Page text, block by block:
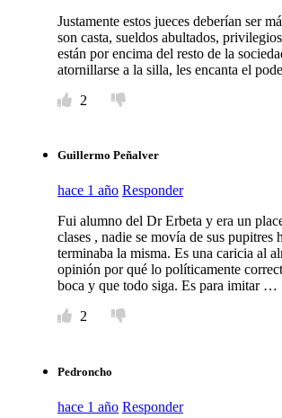
Justamente estos jueces deberían ser
son casta, sueldos abultados,
están por encima del resto de la
atornillarse a la silla, les encanta el
2
Guillermo Peñalver
hace 1 año Responder
Fui alumno del Dr Erbeta y era un
clases , nadie se movía de sus pupitres
terminaba la misma. Es una caricia al
opinión por qué lo políticamente
boca y que todo siga. Es para imitar …
2
Pedroncho
hace 1 año Responder